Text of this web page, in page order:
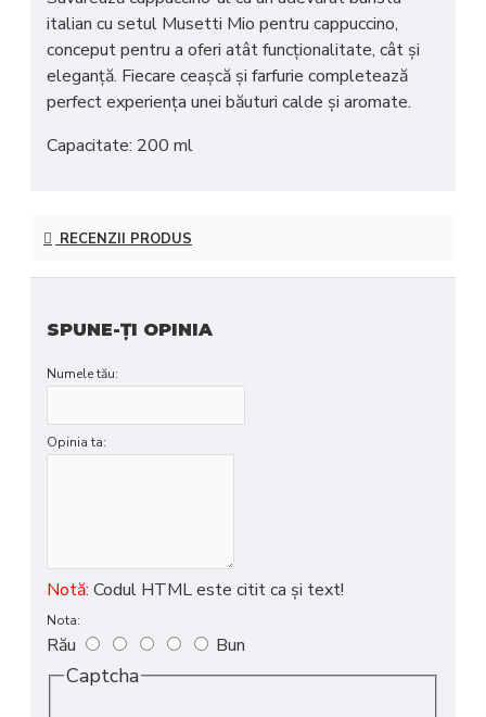
italian cu setul Musetti Mio pentru cappuccino,
conceput pentru a oferi atât funcționalitate, cât și
eleganță. Fiecare ceașcă și farfurie completează
perfect experiența unei băuturi calde și aromate.
Capacitate: 200 ml
RECENZII PRODUS
SPUNE-ŢI OPINIA
Numele tău:
Opinia ta:
Notă: Codul HTML este citit ca şi text!
Nota:
Rău Bun
Captcha